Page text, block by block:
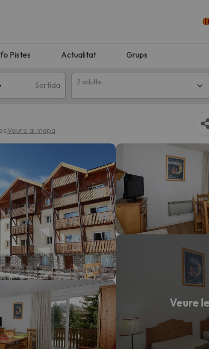
Pistes Actualitat Grups
Sortida 2 adults
modificar la destinació.
brúixola torna.
Veure al mapa
Veure